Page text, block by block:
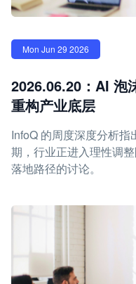
Mon Jun 29 2026
2026.06.20：AI 泡
重构产业底层
InfoQ 的周度深度分析
期，行业正进入理性调
落地路径的讨论。